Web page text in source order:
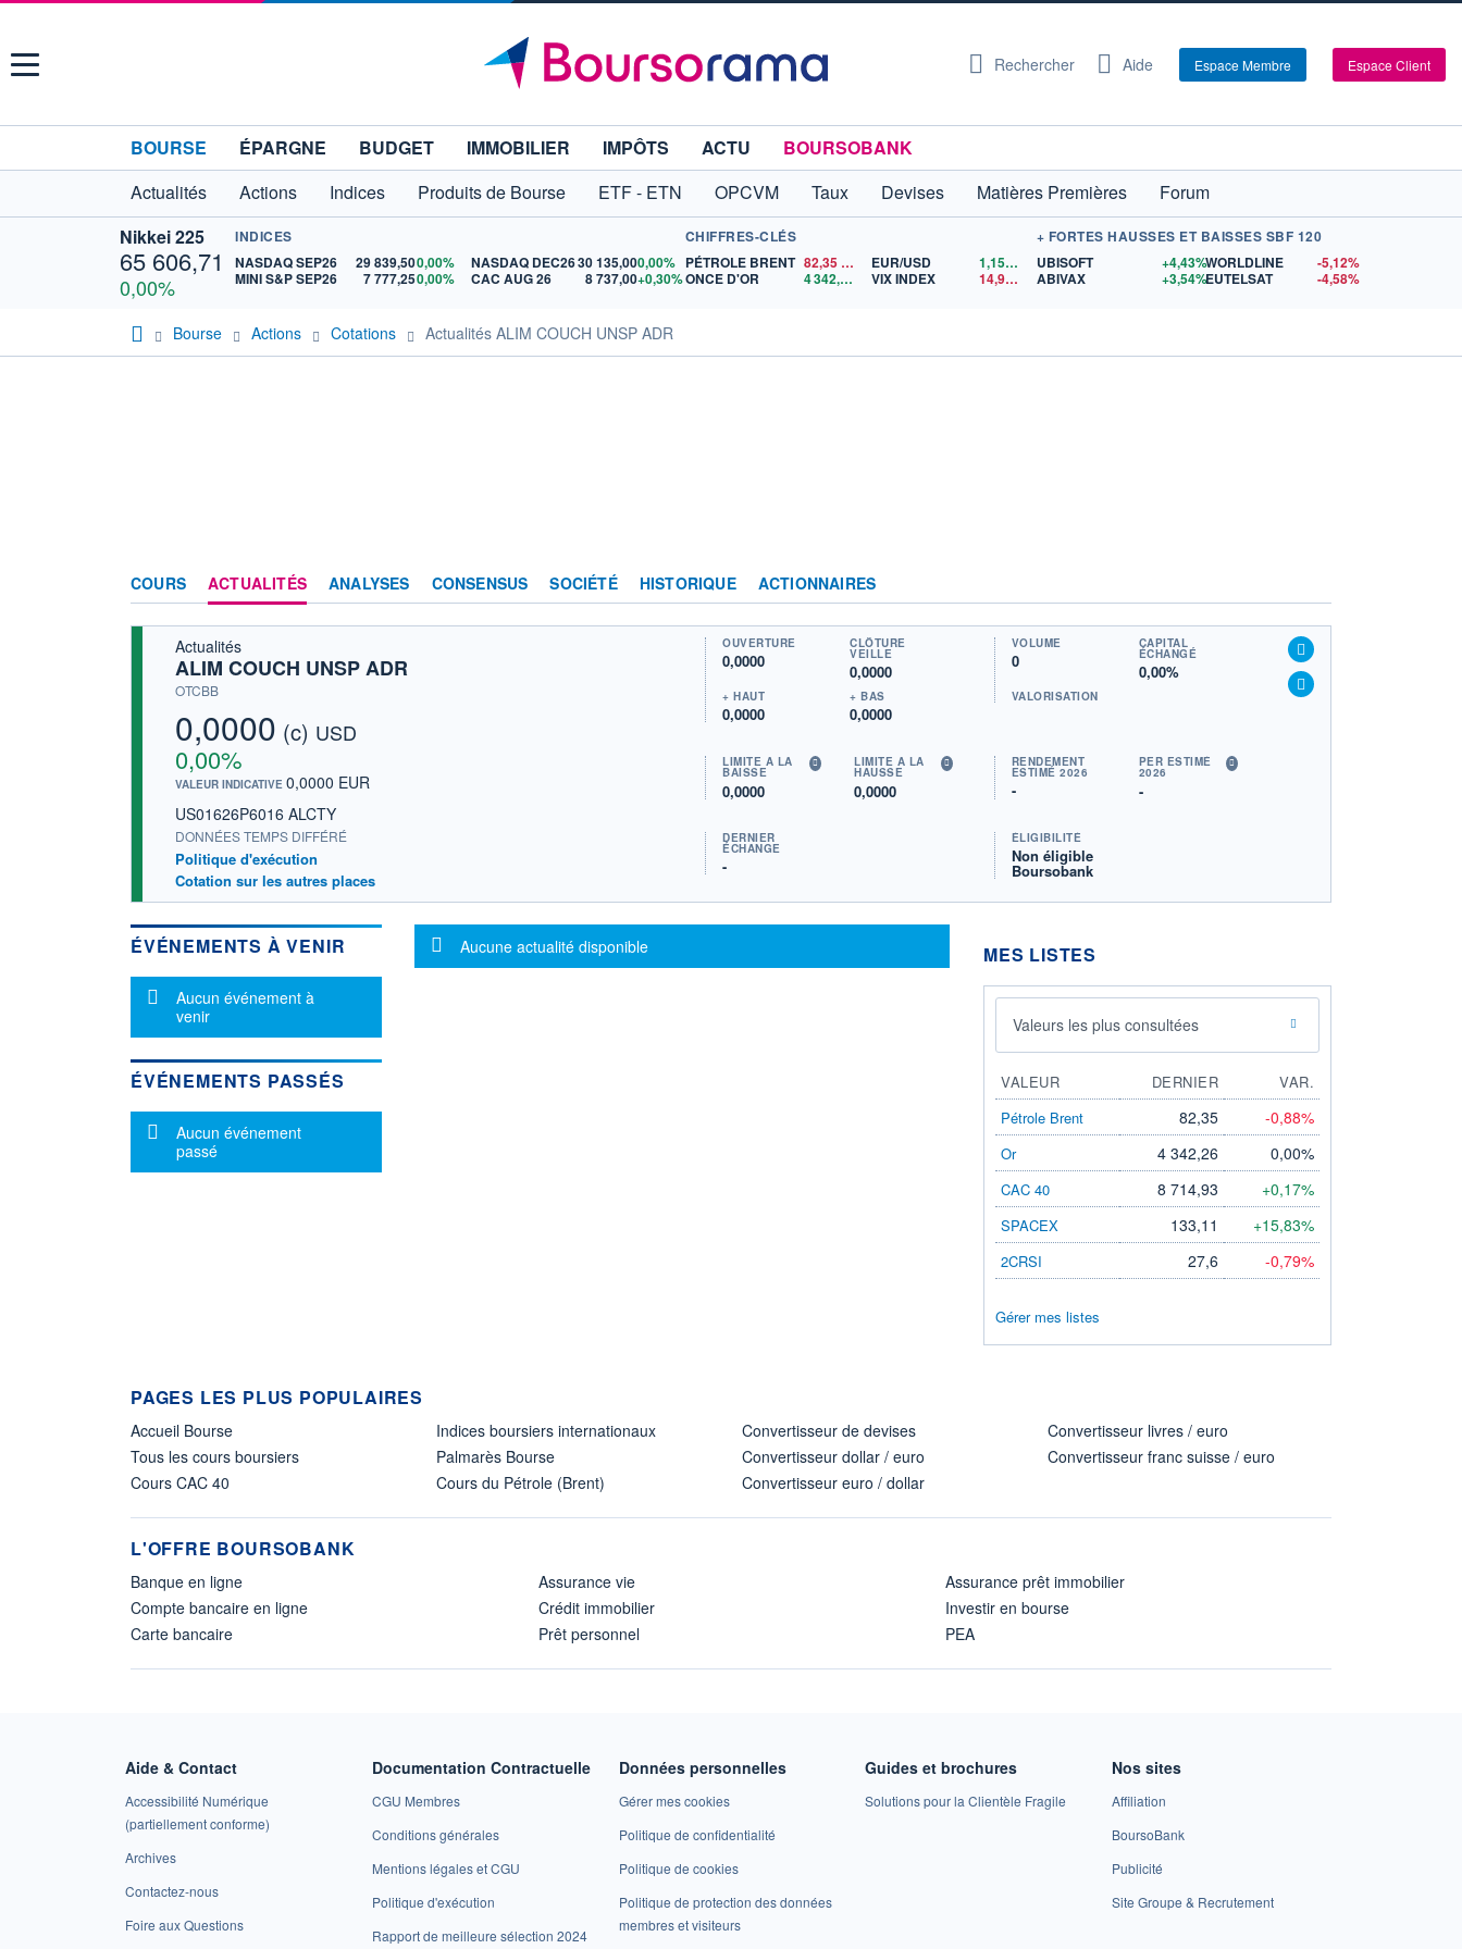
Menu Rechercher Aide Espace Membre Espace Client
BOURSE ÉPARGNE BUDGET IMMOBILIER IMPÔTS ACTU
BOURSOBANK
Actualités
Actions Indices Produits de Bourse ETF - ETN OPCVM Taux Devises Matières Premières
Forum
Nikkei 225
65 606,71
0,00%
INDICES
NASDAQ SEP26
29 839,500,00%
MINI S&P SEP26
7 777,250,00%
NASDAQ DEC2630 135,000,00%
CAC AUG 26
8 737,00+0,30%
CHIFFRES-CLÉS
PÉTROLE BRENT 82,35
ONCE D'OR
4 342,26 $US
EUR/USD 1,1559
$US
VIX INDEX
14,90$US
+ FORTES HAUSSES ET BAISSES SBF 120
UBISOFT
+4,43%
ABIVAX
+3,54%
WORLDLINE
-5,12%
EUTELSAT
-4,58%
Bourse Actions Cotations Actualités ALIM COUCH UNSP ADR
COURS ACTUALITÉS ANALYSES CONSENSUS SOCIÉTÉ HISTORIQUE ACTIONNAIRES
Actualités
ALIM COUCH UNSP ADR
OTCBB
0,0000 (c) USD
0,00%
VALEUR INDICATIVE 0,0000 EUR
US01626P6016 ALCTY
DONNÉES TEMPS DIFFÉRÉ
Politique d'exécution
Cotation sur les autres places
OUVERTURE
0,0000
CLÔTURE
VEILLE
0,0000
+ HAUT
0,0000
+ BAS
0,0000
VOLUME
0
CAPITAL
ÉCHANGÉ
0,00%
VALORISATION
LIMITE À LA
BAISSE
0,0000
LIMITE À LA
HAUSSE
0,0000
RENDEMENT
ESTIMÉ 2026
-
PER ESTIMÉ
2026
-
DERNIER
ÉCHANGE
-
ÉLIGIBILITÉ
Non éligible
Boursobank
ÉVÉNEMENTS À VENIR
Message d'information
Aucun événement à
venir
ÉVÉNEMENTS PASSÉS
Message d'information
Aucun événement
passé
Message d'information
Aucune actualité disponible MES LISTES
Valeurs les plus consultées
VALEUR DERNIER
VAR.
Pétrole Brent
82,35 -0,88%
Or 4 342,26 0,00%
CAC 40 8 714,93 +0,17%
SPACEX 133,11 +15,83%
2CRSI 27,6 -0,79%
Gérer mes listes
PAGES LES PLUS POPULAIRES
Accueil Bourse
Tous les cours boursiers
Cours CAC 40
Indices boursiers internationaux
Palmarès Bourse
Cours du Pétrole (Brent)
Convertisseur de devises
Convertisseur dollar / euro
Convertisseur euro / dollar
Convertisseur livres / euro
Convertisseur franc suisse / euro
L'OFFRE BOURSOBANK
Banque en ligne
Compte bancaire en ligne
Carte bancaire
Assurance vie
Crédit immobilier
Prêt personnel
Assurance prêt immobilier
Investir en bourse
PEA
Aide & Contact
Accessibilité Numérique
(partiellement conforme)
Archives
Contactez-nous
Foire aux Questions
Documentation Contractuelle
CGU Membres
Conditions générales
Mentions légales et CGU
Politique d'exécution
Rapport de meilleure sélection 2024
Données personnelles
Gérer mes cookies
Politique de confidentialité
Politique de cookies
Politique de protection des données
membres et visiteurs
Guides et brochures
Solutions pour la Clientèle Fragile
Nos sites
Affiliation
BoursoBank
Publicité
Site Groupe & Recrutement